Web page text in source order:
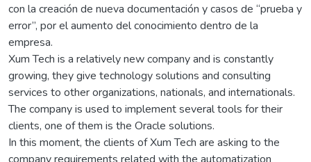
con la creación de nueva documentación y casos de “prueba y
error”, por el aumento del conocimiento dentro de la
empresa.
Xum Tech is a relatively new company and is constantly
growing, they give technology solutions and consulting
services to other organizations, nationals, and internationals.
The company is used to implement several tools for their
clients, one of them is the Oracle solutions.
In this moment, the clients of Xum Tech are asking to the